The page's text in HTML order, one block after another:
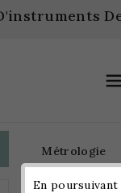
Métrologie
En